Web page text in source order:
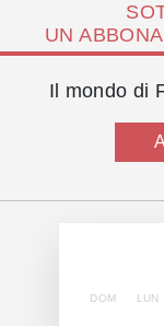
UN
Il mondo di
DOM LUN